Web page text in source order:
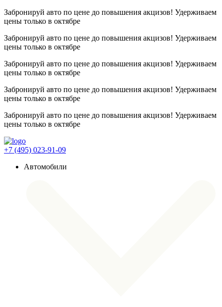
Забронируй авто по цене до повышения акцизов! Удерживаем
цены только в октябре
Забронируй авто по цене до повышения акцизов! Удерживаем
цены только в октябре
Забронируй авто по цене до повышения акцизов! Удерживаем
цены только в октябре
Забронируй авто по цене до повышения акцизов! Удерживаем
цены только в октябре
Забронируй авто по цене до повышения акцизов! Удерживаем
цены только в октябре
+7 (495) 023-91-09
Автомобили